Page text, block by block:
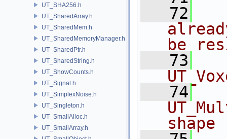
UT_SHA256.h
UT_SharedArray.h
UT_SharedMem.h
UT_SharedMemoryManager.h
UT_SharedPtr.h
UT_SharedString.h
UT_ShowCounts.h
UT_Signal.h
UT_SimplexNoise.h
UT_Singleton.h
UT_SmallAlloc.h
UT_SmallArray.h
   72
be
   73
   74